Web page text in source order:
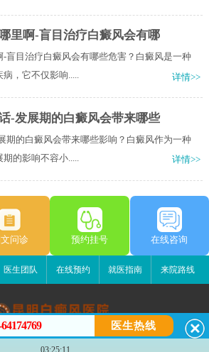
里啊-盲目治疗白癜风会有哪
盲目治疗白癜风会有哪些危害？白癜风是一种
，它不仅影响.....
详情>>
-发展期的白癜风会带来哪些
期的白癜风会带来哪些影响？白癜风作为一种
的影响不容小.....
详情>>
文问诊 预约挂号 在线咨询
医生团队 在线预约 就医指南 来院路线
昆明白癜风医院
医生热线
03:25:11